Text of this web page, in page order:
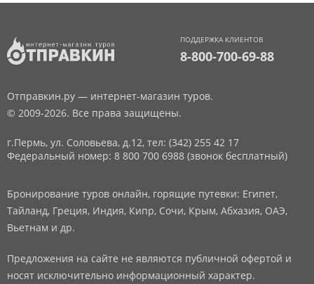
ПОДДЕРЖКА КЛИЕНТОВ
8-800-700-69-88
Отправкин.ру — интернет-магазин туров.
© 2009-2026. Все права защищены.
г.Пермь, ул. Соловьева, д.12, тел: (342) 255 42 17
Федеральный номер: 8 800 700 6988 (звонок бесплатный)
Бронирование туров онлайн, горящие путевки: Египет,
Тайланд, Греция, Индия, Кипр, Сочи, Крым, Абхазия, ОАЭ,
Вьетнам и др.
Предложения на сайте не являются публичной офертой и
носят исключительно информационный характер.